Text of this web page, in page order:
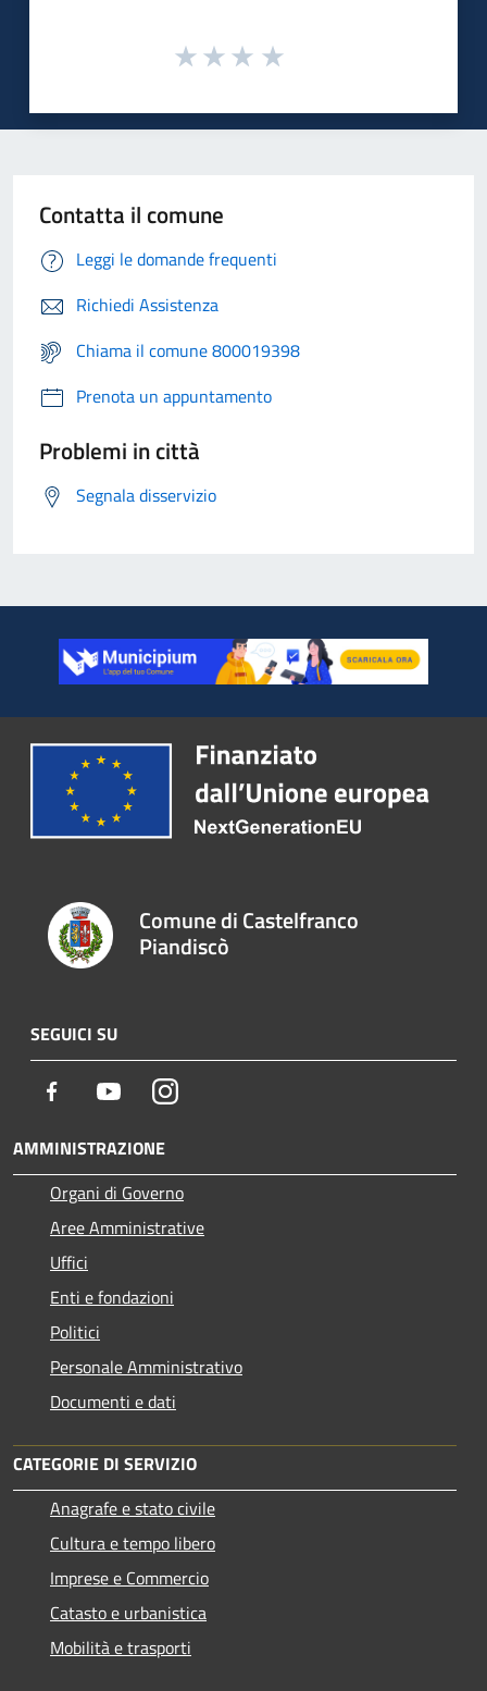
Contatta il comune
Leggi le domande frequenti
Richiedi Assistenza
Chiama il comune 800019398
Prenota un appuntamento
Problemi in città
Segnala disservizio
Comune di Castelfranco
Piandiscò
SEGUICI SU
Facebook YoutubeInstagram
AMMINISTRAZIONE
Organi di Governo
Aree Amministrative
Uffici
Enti e fondazioni
Politici
Personale Amministrativo
Documenti e dati
CATEGORIE DI SERVIZIO
Anagrafe e stato civile
Cultura e tempo libero
Imprese e Commercio
Catasto e urbanistica
Mobilità e trasporti